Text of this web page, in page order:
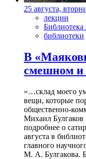
25 августа,
лекции
библиотеки
В
смешном и
»…склад моего
вещи, которые
общественно-
Михаил
подробнее о
августа в
главного
М. А. Булгакова.